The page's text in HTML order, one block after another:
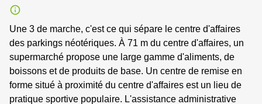
Une 3 de marche, c'est ce qui sépare le centre d'affaires
des parkings néotériques. À 71 m du centre d'affaires, un
supermarché propose une large gamme d'aliments, de
boissons et de produits de base. Un centre de remise en
forme situé à proximité du centre d'affaires est un lieu de
pratique sportive populaire. L'assistance administrative